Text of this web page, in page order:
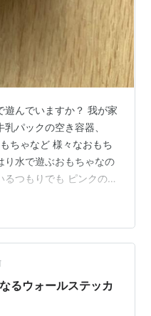
遊んでいますか？ 我が家
パックの空き容器、
ちゃなど 様々なおもち
り水で遊ぶおもちゃなの
つもりでも ピンクのぬ
そんな中、 個人的に管
遊び方が生み出せるもの
。 本来はお風呂に浮かべ
。 元々はその用途で購
ったようで、 自ら遊び
るウォールステッカ